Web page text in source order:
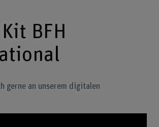
BFH
gerne an unserem digitalen